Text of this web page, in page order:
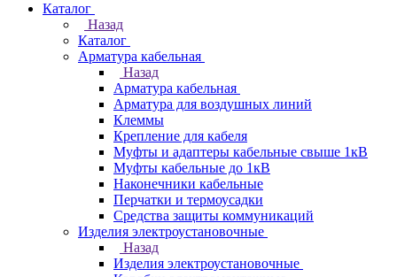
Каталог
Назад
Каталог
Арматура кабельная
Назад
Арматура кабельная
Арматура для воздушных линий
Клеммы
Крепление для кабеля
Муфты и адаптеры кабельные свыше 1кВ
Муфты кабельные до 1кВ
Наконечники кабельные
Перчатки и термоусадки
Средства защиты коммуникаций
Изделия электроустановочные
Назад
Изделия электроустановочные